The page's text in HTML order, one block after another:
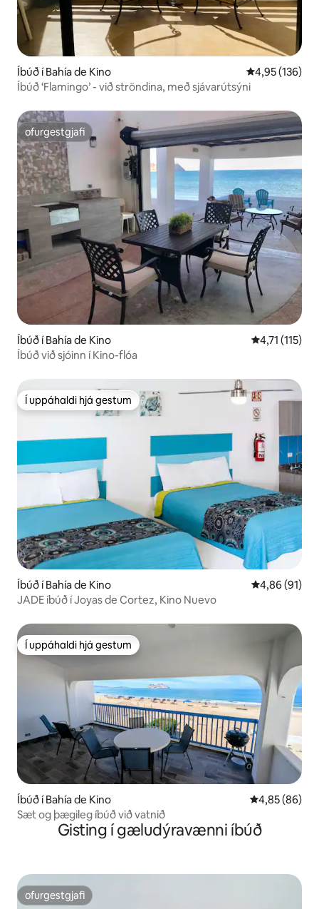
Íbúð í Bahía de Kino 4,95 af 5 í
4,95 (136)
Íbúð ‘Flamingo’ - við ströndina, með sjávarútsýni
ofurgestgjafi
ofurgestgjafi
Íbúð í Bahía de Kino 4,71 af 5 í
4,71 (115)
Íbúð við sjóinn í Kino-flóa
Í uppáhaldi hjá gestum
Í uppáhaldi hjá gestum
Íbúð í Bahía de Kino 4,86 af 5 í
4,86 (91)
JADE íbúð í Joyas de Cortez, Kino Nuevo
Í uppáhaldi hjá gestum
Í uppáhaldi hjá gestum
Íbúð í Bahía de Kino 4,85 af 5 í
4,85 (86)
Sæt og þægileg íbúð við vatnið
Gisting í gæludýravænni íbúð
ofurgestgjafi
ofurgestgjafi